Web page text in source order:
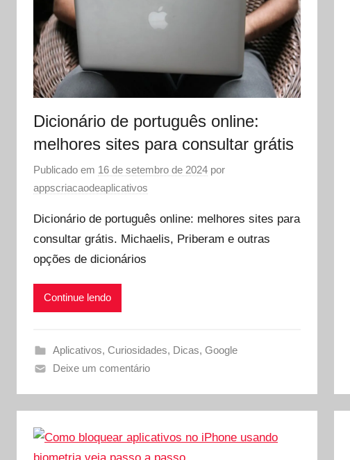
Dicionário de português online:
melhores sites para consultar grátis
Publicado em 16 de setembro de 2024 por
appscriacaodeaplicativos
Dicionário de português online: melhores sites para
consultar grátis. Michaelis, Priberam e outras
opções de dicionários
Continue lendo
Aplicativos, Curiosidades, Dicas, Google
Deixe um comentário